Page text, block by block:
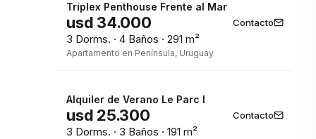
Triplex Penthouse Frente al Mar
usd 34.000 Contacto
3 Dorms. · 4 Baños · 291 m²
Apartamento en Península, Uruguay
Alquiler de Verano Le Parc I
usd 25.300 Contacto
3 Dorms. · 3 Baños · 191 m²